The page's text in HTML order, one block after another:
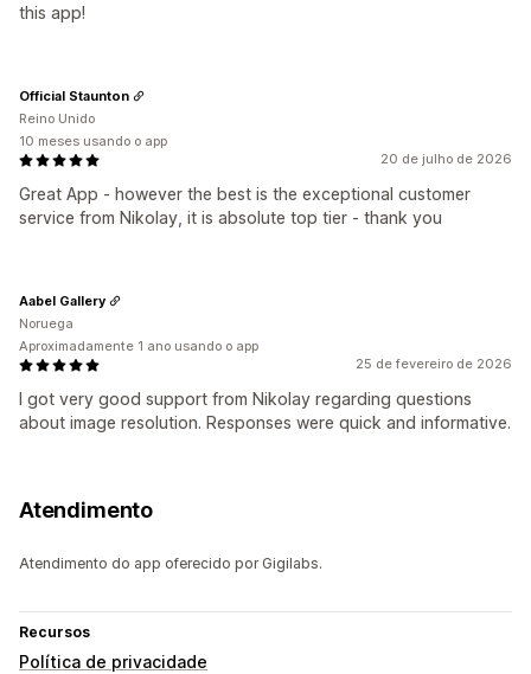
this app!
20 de julho de 2026
Great App - however the best is the exceptional customer
service from Nikolay, it is absolute top tier - thank you
Official Staunton
Reino Unido
10 meses usando o app
25 de fevereiro de 2026
I got very good support from Nikolay regarding questions
about image resolution. Responses were quick and informative.
Aabel Gallery
Noruega
Aproximadamente 1 ano usando o app
Atendimento
Atendimento do app oferecido por Gigilabs.
Recursos
Política de privacidade